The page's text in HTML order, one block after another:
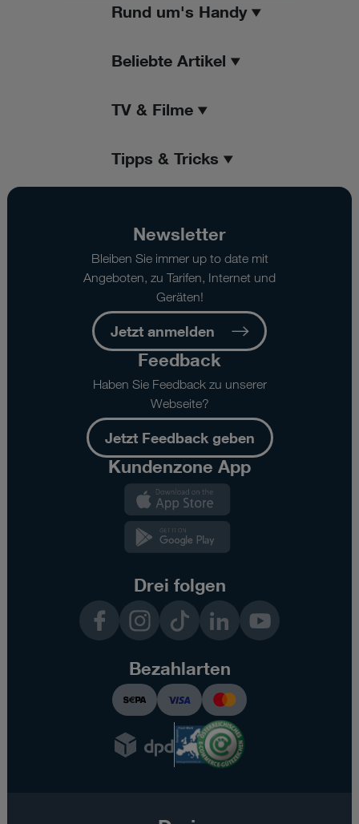
Rund um's Handy
Beliebte Artikel
TV & Filme
Tipps & Tricks
Newsletter
Bleiben Sie immer up to date mit
Angeboten, zu Tarifen, Internet und
Geräten!
Jetzt anmelden
Feedback
Haben Sie Feedback zu unserer
Webseite?
Jetzt Feedback geben
Kundenzone App
Drei folgen
InstagramTikTok LinkedInYouTube
Bezahlarten